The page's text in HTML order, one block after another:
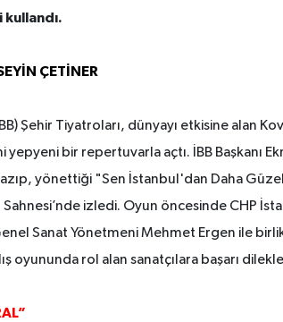
ÇETİNER
Şehir Tiyatroları, dünyayı etkisine alan
bir repertuvarla açtı. İBB Başkanı
yönettiği "Sen İstanbul'dan Daha
izledi. Oyun öncesinde CHP
Sanat Yönetmeni Mehmet Ergen ile
oyununda rol alan sanatçılara başarı